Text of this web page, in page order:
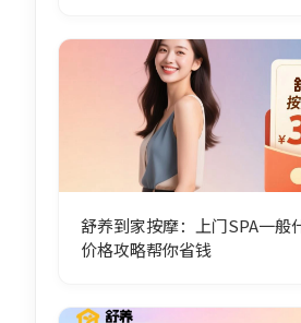
舒养到家按摩：上门SPA一般
价格攻略帮你省钱